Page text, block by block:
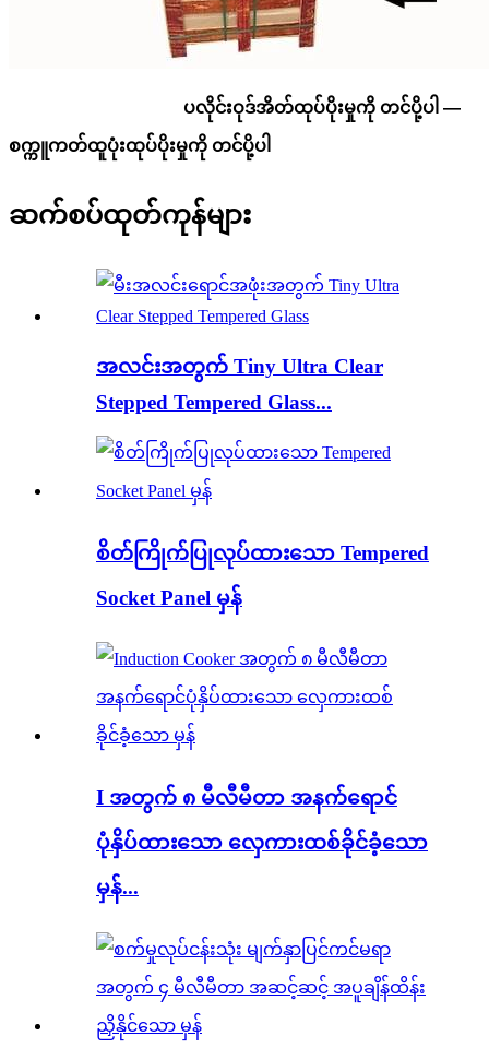
ပလိုင်းဝုဒ်အိတ်ထုပ်ပိုးမှုကို တင်ပို့ပါ —
စက္ကူကတ်ထူပုံးထုပ်ပိုးမှုကို တင်ပို့ပါ
ဆက်စပ်ထုတ်ကုန်များ
အလင်းအတွက် Tiny Ultra Clear
Stepped Tempered Glass...
စိတ်ကြိုက်ပြုလုပ်ထားသော Tempered
Socket Panel မှန်
I အတွက် ၈ မီလီမီတာ အနက်ရောင်
ပုံနှိပ်ထားသော လှေကားထစ်ခိုင်ခံ့သော
မှန်...